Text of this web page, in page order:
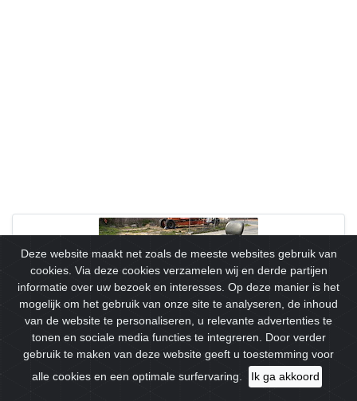
Lion 4 scootmobiel - e-scooter
In werkende staat compleet met lader 4995 nieuwprijjs Nee
Merk: Lion 4 scootmobiel
Deze website maakt net zoals de meeste websites gebruik van
cookies. Via deze cookies verzamelen wij en derde partijen
informatie over uw bezoek en interesses. Op deze manier is het
mogelijk om het gebruik van onze site te analyseren, de inhoud
van de website te personaliseren, u relevante advertenties te
tonen en sociale media functies te integreren. Door verder
gebruik te maken van deze website geeft u toestemming voor
alle cookies en een optimale surfervaring.
Ik ga akkoord